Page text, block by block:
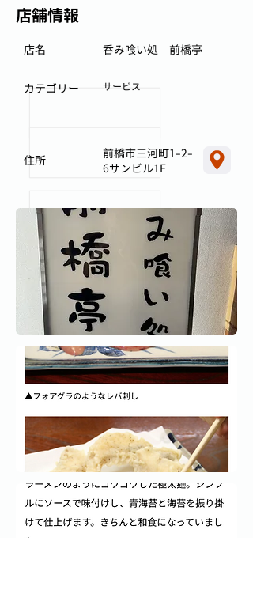
店舗情報
呑み喰い処 前橋亭
店名
サービス
カテゴリー
前橋市三河町1-2-
6サンビル1F
住所